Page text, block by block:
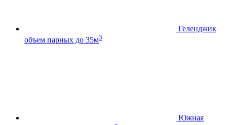
Геленджик
объем парных до 35м3
Южная